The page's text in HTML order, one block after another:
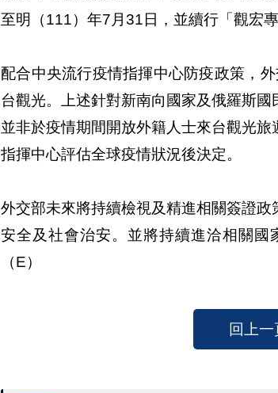
至明（111）年7月31日，並續行「觀宏
配合中央流行疫情指揮中心防疫政策，
台觀光。上述針對新南向國家及俄羅斯
並非於疫情期間開放外籍人士來台觀光
指揮中心評估全球疫情狀況後決定。
外交部未來將持續檢視及精進相關簽證
安全及社會治安。並將持續進洽相關國
（E）
回上一